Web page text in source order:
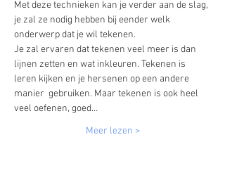
Met deze technieken kan je verder aan de slag,
je zal ze nodig hebben bij eender welk
onderwerp dat je wil tekenen.
Je zal ervaren dat tekenen veel meer is dan
lijnen zetten en wat inkleuren. Tekenen is
leren kijken en je hersenen op een andere
manier  gebruiken. Maar tekenen is ook heel
veel oefenen, goed…
Meer lezen >